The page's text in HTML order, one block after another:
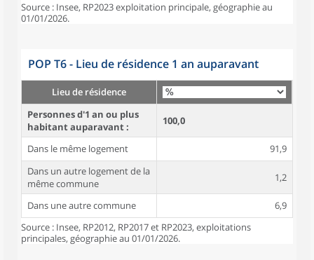
Source : Insee, RP2023 exploitation principale, géographie au
01/01/2026.
POP T6 - Lieu de résidence 1 an auparavant
Lieu de résidence
Personnes d'1 an ou plus
habitant auparavant :
100,0
Dans le même logement
91,9
Dans un autre logement de la
même commune
1,2
Dans une autre commune
6,9
Source : Insee, RP2012, RP2017 et RP2023, exploitations
principales, géographie au 01/01/2026.